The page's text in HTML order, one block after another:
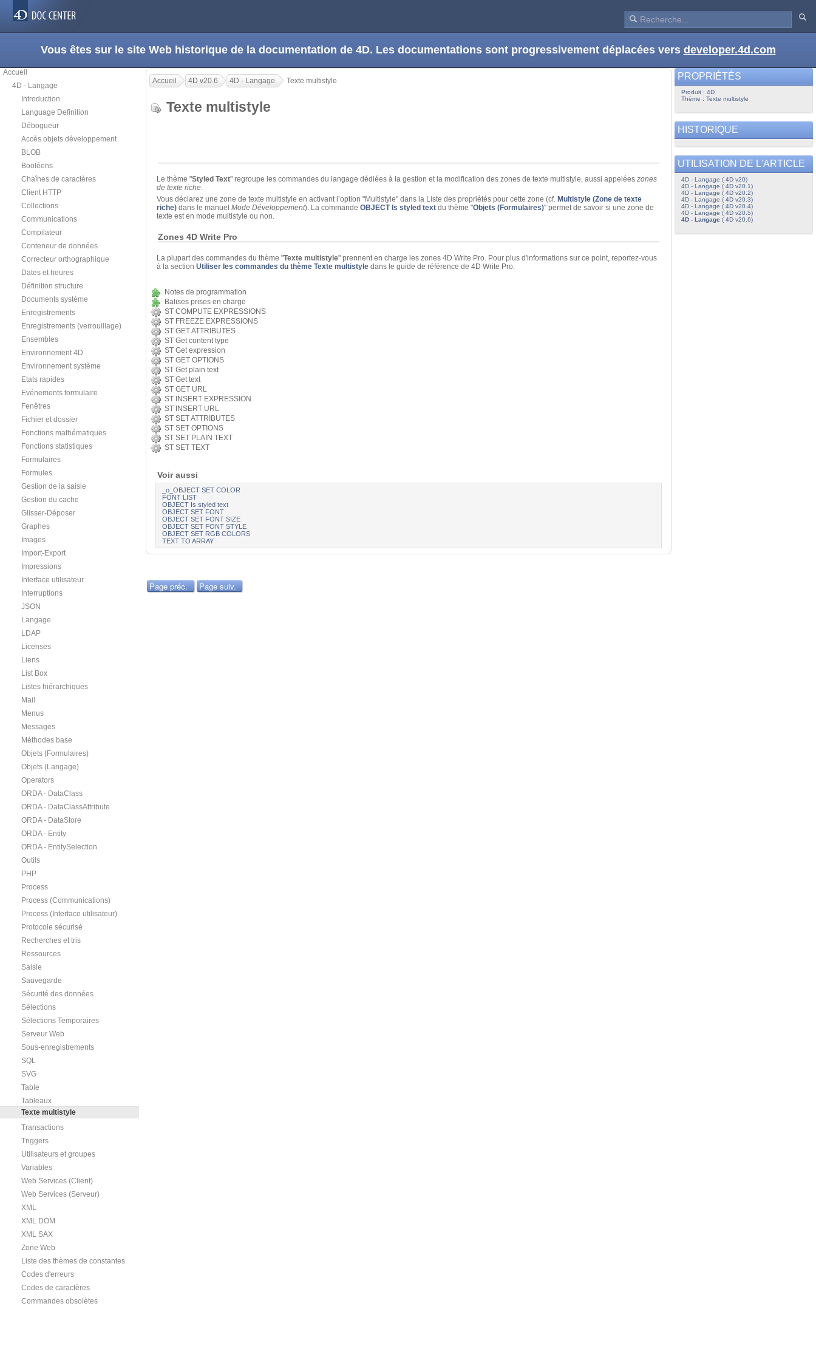
Vous êtes sur le site Web historique de la documentation de 4D. Les documentations sont progressivement déplacées vers developer.4d.com
Accueil
4D - Langage
Introduction
Language Definition
Débogueur
Accès objets développement
BLOB
Booléens
Chaînes de caractères
Client HTTP
Collections
Communications
Compilateur
Conteneur de données
Correcteur orthographique
Dates et heures
Définition structure
Documents système
Enregistrements
Enregistrements (verrouillage)
Ensembles
Environnement 4D
Environnement système
Etats rapides
Evénements formulaire
Fenêtres
Fichier et dossier
Fonctions mathématiques
Fonctions statistiques
Formulaires
Formules
Gestion de la saisie
Gestion du cache
Glisser-Déposer
Graphes
Images
Import-Export
Impressions
Interface utilisateur
Interruptions
JSON
Langage
LDAP
Licenses
Liens
List Box
Listes hiérarchiques
Mail
Menus
Messages
Méthodes base
Objets (Formulaires)
Objets (Langage)
Operators
ORDA - DataClass
ORDA - DataClassAttribute
ORDA - DataStore
ORDA - Entity
ORDA - EntitySelection
Outils
PHP
Process
Process (Communications)
Process (Interface utilisateur)
Protocole sécurisé
Recherches et tris
Ressources
Saisie
Sauvegarde
Sécurité des données
Sélections
Sélections Temporaires
Serveur Web
Sous-enregistrements
SQL
SVG
Table
Tableaux
Texte multistyle
Transactions
Triggers
Utilisateurs et groupes
Variables
Web Services (Client)
Web Services (Serveur)
XML
XML DOM
XML SAX
Zone Web
Liste des thèmes de constantes
Codes d'erreurs
Codes de caractères
Commandes obsolètes
Accueil 4D v20.6 4D - Langage Texte multistyle
Texte multistyle
Le thème "Styled Text" regroupe les commandes du langage dédiées à la gestion et la modification des zones de texte multistyle, aussi appelées zones
de texte riche.
Vous déclarez une zone de texte multistyle en activant l’option "Multistyle" dans la Liste des propriétés pour cette zone (cf. Multistyle (Zone de texte
riche) dans le manuel Mode Développement). La commande OBJECT Is styled text du thème "Objets (Formulaires)" permet de savoir si une zone de
texte est en mode multistyle ou non.
Zones 4D Write Pro
La plupart des commandes du thème "Texte multistyle" prennent en charge les zones 4D Write Pro. Pour plus d'informations sur ce point, reportez-vous
à la section Utiliser les commandes du thème Texte multistyle dans le guide de référence de 4D Write Pro.
Notes de programmation
Balises prises en charge
ST COMPUTE EXPRESSIONS
ST FREEZE EXPRESSIONS
ST GET ATTRIBUTES
ST Get content type
ST Get expression
ST GET OPTIONS
ST Get plain text
ST Get text
ST GET URL
ST INSERT EXPRESSION
ST INSERT URL
ST SET ATTRIBUTES
ST SET OPTIONS
ST SET PLAIN TEXT
ST SET TEXT
Voir aussi
_o_OBJECT SET COLOR
FONT LIST
OBJECT Is styled text
OBJECT SET FONT
OBJECT SET FONT SIZE
OBJECT SET FONT STYLE
OBJECT SET RGB COLORS
TEXT TO ARRAY
Page préc. Page suiv.
PROPRIÉTÉS
Produit : 4D
Thème : Texte multistyle
HISTORIQUE
UTILISATION DE L'ARTICLE
4D - Langage ( 4D v20)
4D - Langage ( 4D v20.1)
4D - Langage ( 4D v20.2)
4D - Langage ( 4D v20.3)
4D - Langage ( 4D v20.4)
4D - Langage ( 4D v20.5)
4D - Langage( 4D v20.6)